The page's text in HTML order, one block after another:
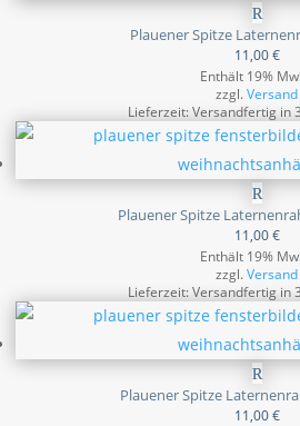
Plauener Spitze
11,00€
Enthält 19%
zzgl.Versand
Lieferzeit: Versandfertig in
Plauener Spitze
11,00€
Enthält 19%
zzgl.Versand
Lieferzeit: Versandfertig in
Plauener Spitze
11,00€